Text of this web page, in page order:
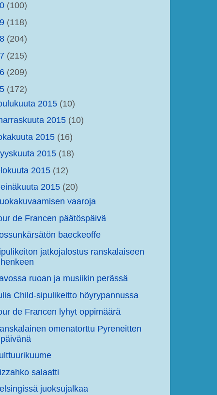
(100)
(118)
(204)
(215)
(209)
(172)
2015 (10)
2015 (10)
2015 (16)
2015 (18)
2015 (12)
2015 (20)
vaaroja
de Francen päätöspäivä
baeckeoffe
jatkojalostus ranskalaiseen
henkeen
ruoan ja musiikin perässä
Child-sipulikeitto höyrypannussa
de Francen lyhyt oppimäärä
omenatorttu Pyreneitten
päivänä
salaatti
juoksujalkaa